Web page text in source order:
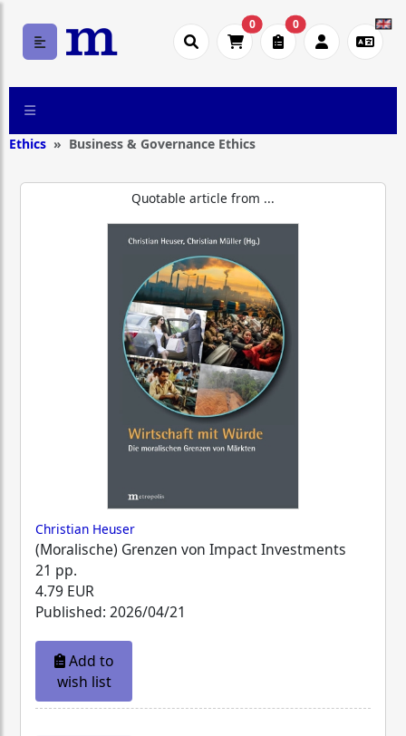
0 0
Ethics Business & Governance Ethics
Quotable article from ...
Christian Heuser
(Moralische) Grenzen von Impact Investments
21 pp.
4.79 EUR
Published: 2026/04/21
Add to
wish list